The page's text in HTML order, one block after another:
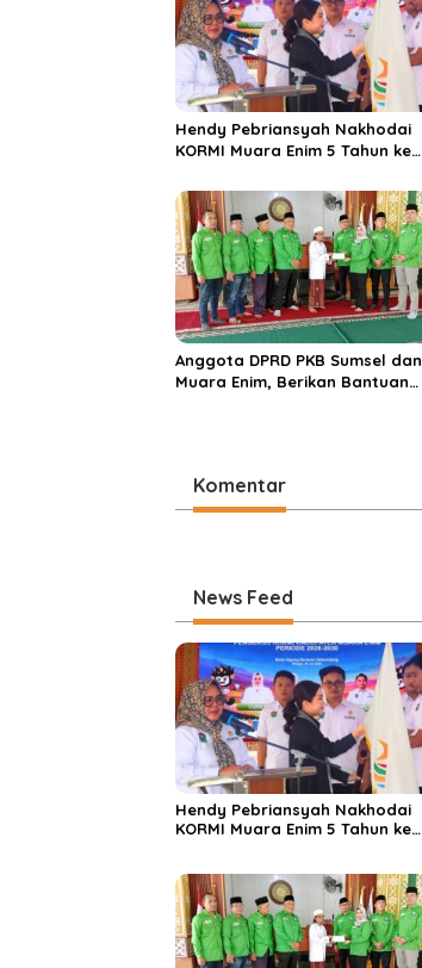
i
p
o
s
Hendy Pebriansyah Nakhodai
KORMI Muara Enim 5 Tahun ke
Anggota DPRD PKB Sumsel dan
Muara Enim, Berikan Bantuan
Komentar
News Feed
Hendy Pebriansyah Nakhodai
KORMI Muara Enim 5 Tahun ke